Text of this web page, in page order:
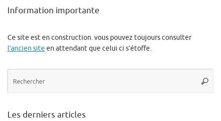
Information importante
Ce site est en construction. vous pouvez toujours consulter
l’ancien site en attendant que celui ci s’étoffe.
Les derniers articles